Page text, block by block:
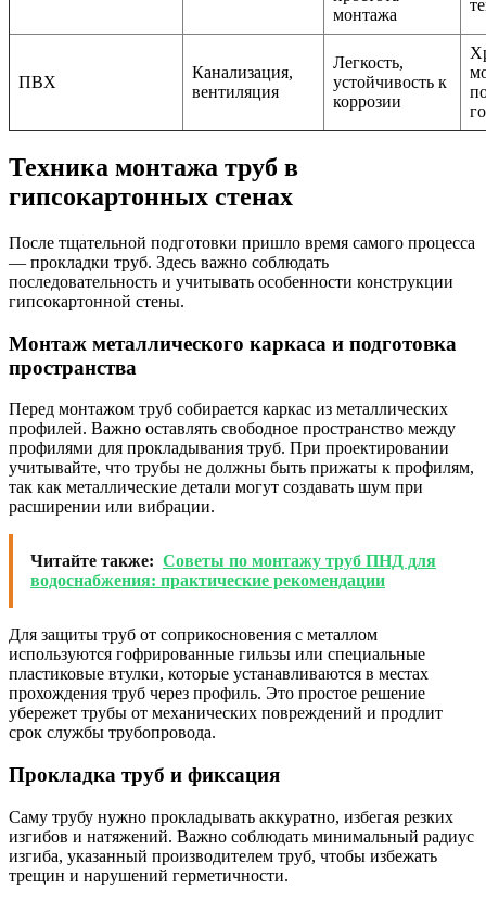
монтажа
ПВХ
Канализация,
вентиляция
Легкость,
устойчивость к
коррозии
Техника монтажа труб в
гипсокартонных стенах
После тщательной подготовки пришло время самого процесса
— прокладки труб. Здесь важно соблюдать
последовательность и учитывать особенности конструкции
гипсокартонной стены.
Монтаж металлического каркаса и подготовка
пространства
Перед монтажом труб собирается каркас из металлических
профилей. Важно оставлять свободное пространство между
профилями для прокладывания труб. При проектировании
учитывайте, что трубы не должны быть прижаты к профилям,
так как металлические детали могут создавать шум при
расширении или вибрации.
Читайте также: Советы по монтажу труб ПНД для
водоснабжения: практические рекомендации
Для защиты труб от соприкосновения с металлом
используются гофрированные гильзы или специальные
пластиковые втулки, которые устанавливаются в местах
прохождения труб через профиль. Это простое решение
убережет трубы от механических повреждений и продлит
срок службы трубопровода.
Прокладка труб и фиксация
Саму трубу нужно прокладывать аккуратно, избегая резких
изгибов и натяжений. Важно соблюдать минимальный радиус
изгиба, указанный производителем труб, чтобы избежать
трещин и нарушений герметичности.